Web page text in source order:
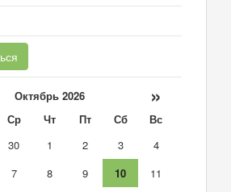
Октябрь 2026 »
Ср Чт Пт Сб
Вс
30 1 2 3
4
7 8 9 10
11